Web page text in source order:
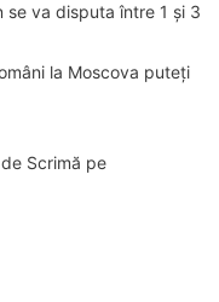
se va disputa între 1 și 3
la Moscova puteți
Scrimă pe